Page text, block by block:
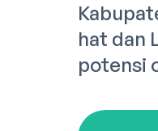
hat dan
potensi